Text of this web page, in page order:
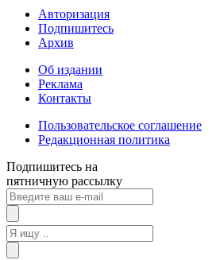
Авторизация
Подпишитесь
Архив
Об издании
Реклама
Контакты
Пользовательское соглашение
Редакционная политика
Подпишитесь на
пятничную рассылку